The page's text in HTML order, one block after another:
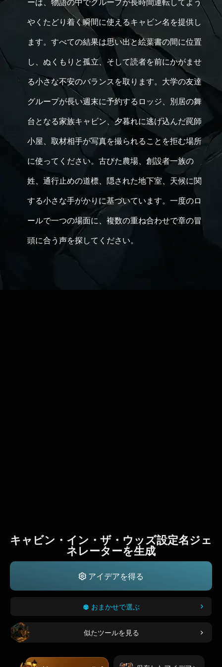
やくたどり着く瞬間に使えるキャビン名を提供し
ます。すべての結果は思い出と絵葉書の間に位置
し、ぬくもりと孤立、そして読者を前にかがませ
る小さな不安のバランスを取ります。大学の友達
グループが長い週末に予約するロッジ、別居の舞
台となる家族キャビン、夕暮れに逃げ込んだ罠師
小屋、取材相手が写真を撮られることを拒む場所
に使ってください。古びた農場、創設者一族の
姓、通行止めの道標、隠された地下室、天候に関
する小さな手がかりに基づいています。一度のロ
ールで一つの場面に、複数の重ね合わせで章の冒
頭に合う声を探してください。
キャビン・イン・ザ・ウッズ設定名ジェ
ネレーターを生成
アイデアを得る
おまかせで選ぶ
似たツールを見る